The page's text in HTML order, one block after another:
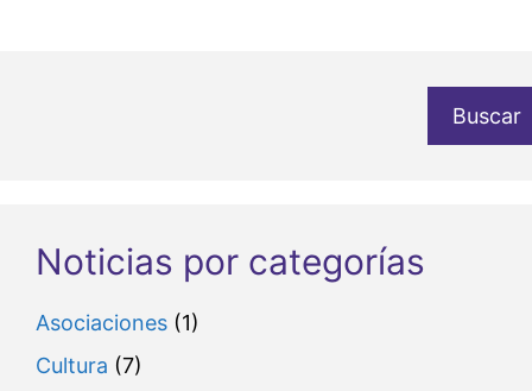
Buscar
Noticias por categorías
Asociaciones (1)
Cultura (7)